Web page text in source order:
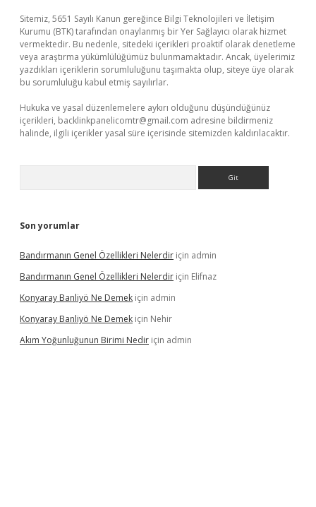
Sitemiz, 5651 Sayılı Kanun gereğince Bilgi Teknolojileri ve İletişim
Kurumu (BTK) tarafından onaylanmış bir Yer Sağlayıcı olarak hizmet
vermektedir. Bu nedenle, sitedeki içerikleri proaktif olarak denetleme
veya araştırma yükümlülüğümüz bulunmamaktadır. Ancak, üyelerimiz
yazdıkları içeriklerin sorumluluğunu taşımakta olup, siteye üye olarak
bu sorumluluğu kabul etmiş sayılırlar.
Hukuka ve yasal düzenlemelere aykırı olduğunu düşündüğünüz
içerikleri, backlinkpanelicomtr@gmail.com adresine bildirmeniz
halinde, ilgili içerikler yasal süre içerisinde sitemizden kaldırılacaktır.
Son yorumlar
Bandırmanın Genel Özellikleri Nelerdir için admin
Bandırmanın Genel Özellikleri Nelerdir için Elifnaz
Konyaray Banliyö Ne Demek için admin
Konyaray Banliyö Ne Demek için Nehir
Akım Yoğunluğunun Birimi Nedir için admin